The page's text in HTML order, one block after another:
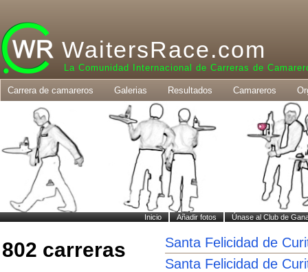
WaitersRace.com
La Comunidad Internacional de Carreras de
Carrera de camareros Galerias Resultados Camareros
Inicio Añadir fotos Únase al Club de
802 carreras
Santa Felicidad de
Santa Felicidad de